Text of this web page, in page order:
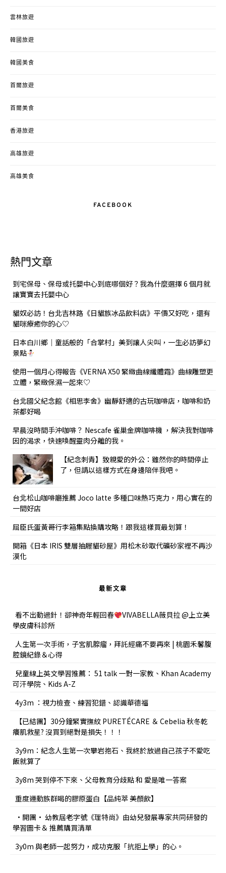
雲林旅遊
韓國旅遊
韓國美食
首爾旅遊
首爾美食
香港旅遊
高雄旅遊
高雄美食
FACEBOOK
熱門文章
到宅保母、保母或托嬰中心到底哪個好？我為什麼選擇 6 個月就
讓寶寶去托嬰中心
貓奴必訪！台北吉林路《日貓族冰品飲料店》平價又好吃，還有
貓咪療癒你的心♡
日本白川鄉｜童話般的「合掌村」美到讓人尖叫，一生必訪夢幻
景點
使用一個月心得報告《VERNA X50 緊緻曲線纖體霜》曲線雕塑更
立體，緊緻保濕一起來♡
台北國父紀念館《相思李舍》幽靜舒適的古玩咖啡店，咖啡和奶
茶都好喝
早晨沒時間手沖咖啡？ Nescafe 雀巢金牌咖啡機 ，解決我對咖啡
因的渴求，快速喚醒靈肉分離的我。
【紀念刺青】致親愛的外公：雖然你的時間停止
了，但請以這樣方式在身邊陪伴我吧。
台北松山咖啡廳推薦 Joco latte 多種口味熱巧克力，用心實在的
一間好店
屈臣氏蛋黃哥行李箱集點換購攻略！跟我這樣買最划算！
開箱《日本 IRIS 雙層抽屜貓砂屋》用松木砂取代礦砂家裡不再沙
漠化
最新文章
看不出動過針！卻神奇年輕回春
VIVABELLA薇貝拉 @上立美
學皮膚科診所
人生第一次手術，子宮肌腺瘤，拜託經痛不要再來 | 桃園禾馨腹
腔鏡紀錄＆心得
兒童線上英文學習推薦： 51 talk 一對一家教、Khan Academy
可汗學院、Kids A-Z
4y3m ：視力檢查、練習犯錯、認識華德福
【已結團】30分鐘緊實撫紋 PURETÉCARE ＆ Cebelia 秋冬乾
癢肌救星? 沒買到絕對是損失！！！
3y9m：紀念人生第一次攀岩抱石、我終於放過自己孩子不愛吃
飯就算了
3y8m 哭到停不下來、父母教育分歧點 和 愛是唯一答案
重度運動族群喝的膠原蛋白【品純萃 美顏飲】
•開團• 幼教屆老字號《理特尚》由幼兒發展專家共同研發的
學習圖卡＆ 推薦購買清單
3y0m 與老師一起努力，成功克服「抗拒上學」的心。